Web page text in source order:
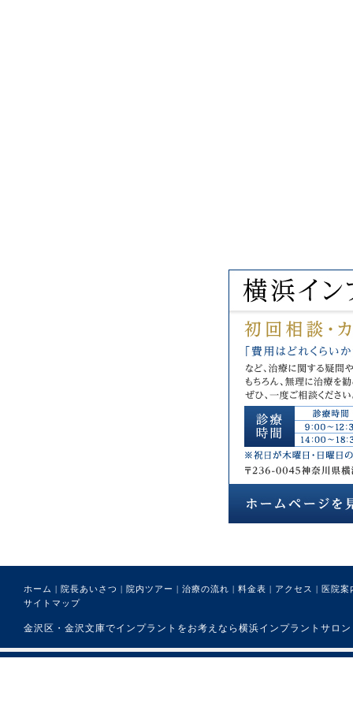
ホーム | 院長あいさつ | 院内ツアー | 治療の流れ | 料金表 | アクセス | 医院案
サイトマップ
金沢区・金沢文庫でインプラントをお考えなら横浜インプラントサ